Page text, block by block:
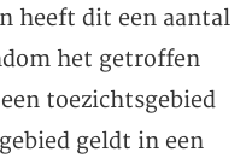
heeft dit een aantal
het getroffen
toezichtsgebied
geldt in een